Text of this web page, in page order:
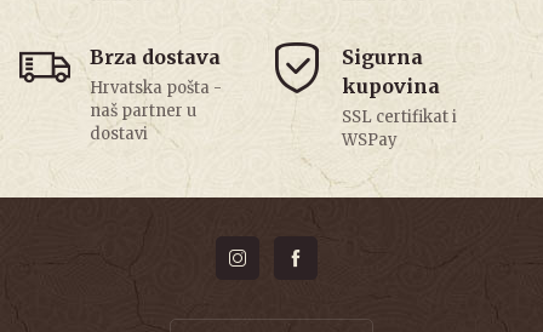
Brza dostava
Hrvatska pošta -
naš partner u
dostavi
Sigurna
kupovina
SSL certifikat i
WSPay